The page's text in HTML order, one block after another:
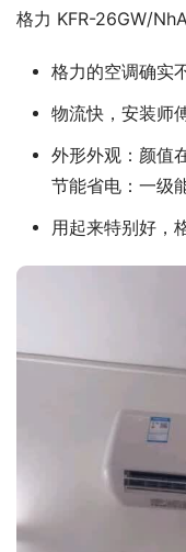
格力 KFR-26GW/
格力的空调确实
物流快，安装师
外形外观：颜值
节能省电：一级
用起来特别好，